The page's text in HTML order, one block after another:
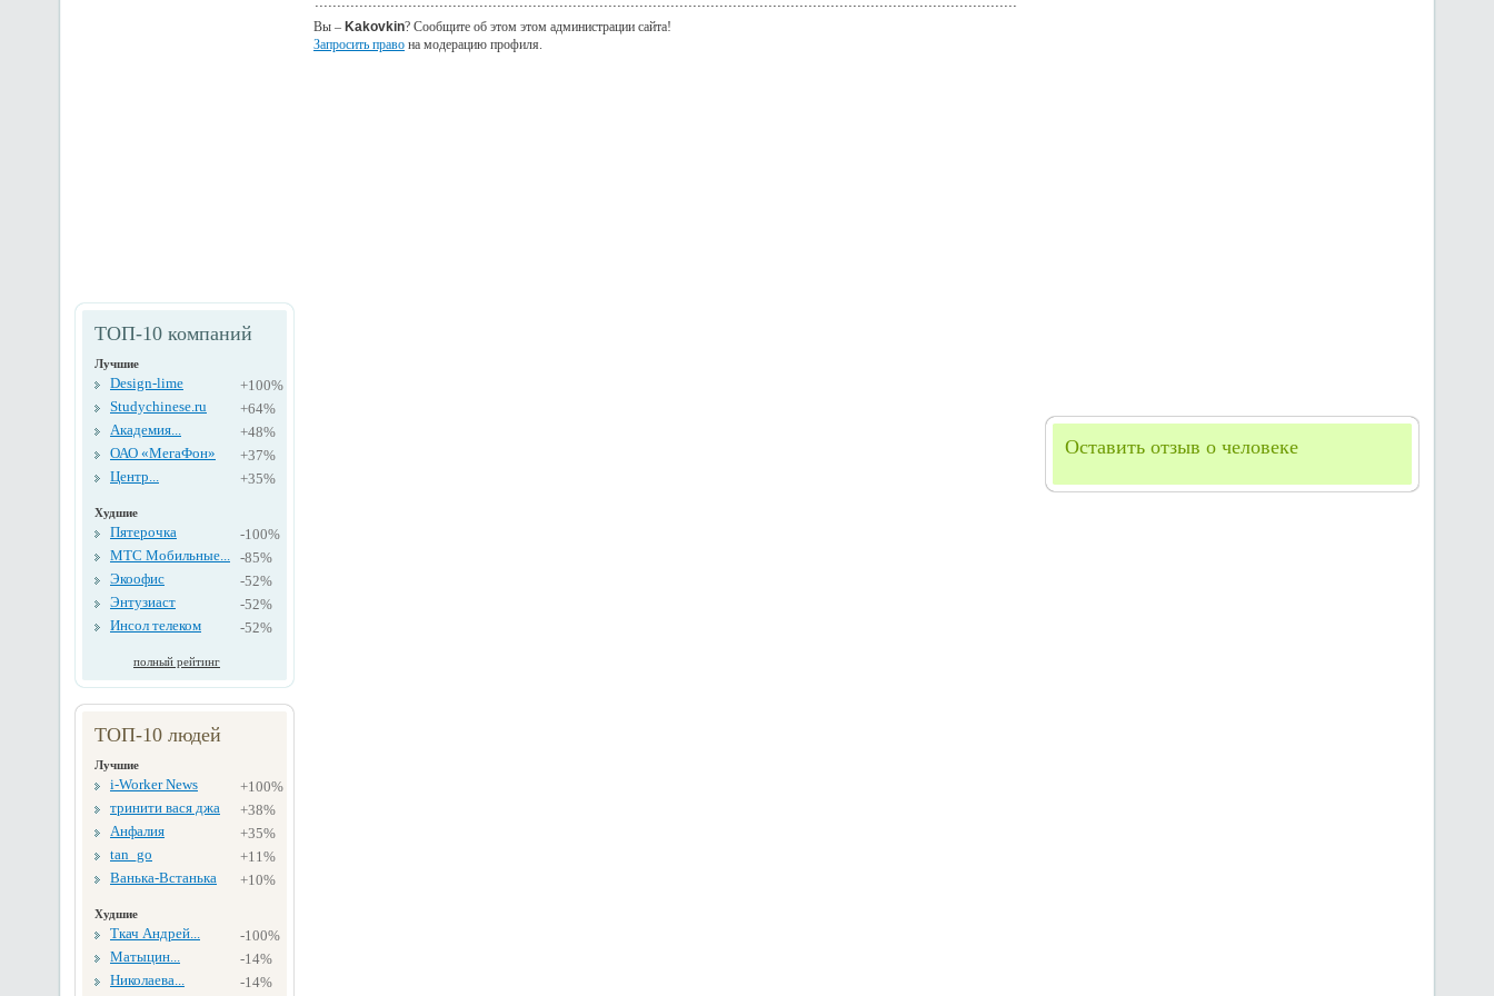
ТОП-10 компаний
Лучшие
Design-lime
+100%
Studychinese.ru
+64%
Академия...
+48%
ОАО «МегаФон»
+37%
Центр...
+35%
Худшие
Пятерочка
-100%
МТС Мобильные... -85%
Экоофис
-52%
Энтузиаст
-52%
Инсол телеком
-52%
полный рейтинг
ТОП-10 людей
Лучшие
i-Worker News
+100%
тринити вася джа
+38%
Анфалия
+35%
tan_go
+11%
Ванька-Встанька
+10%
Худшие
Ткач Андрей...
-100%
Матыцин...
-14%
Николаева...
-14%
Оставить отзыв о человеке
Вы – Kakovkin? Сообщите об этом этом администрации сайта!
Запросить право на модерацию профиля.